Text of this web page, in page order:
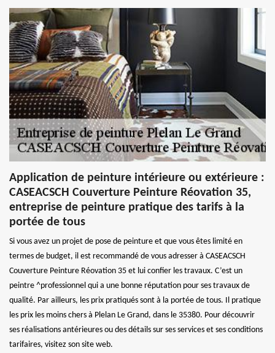
Application de peinture intérieure ou extérieure :
CASEACSCH Couverture Peinture Réovation 35,
entreprise de peinture pratique des tarifs à la
portée de tous
Si vous avez un projet de pose de peinture et que vous êtes limité en
termes de budget, il est recommandé de vous adresser à CASEACSCH
Couverture Peinture Réovation 35 et lui confier les travaux. C’est un
peintre ^professionnel qui a une bonne réputation pour ses travaux de
qualité. Par ailleurs, les prix pratiqués sont à la portée de tous. Il pratique
les prix les moins chers à Plelan Le Grand, dans le 35380. Pour découvrir
ses réalisations antérieures ou des détails sur ses services et ses conditions
tarifaires, visitez son site web.